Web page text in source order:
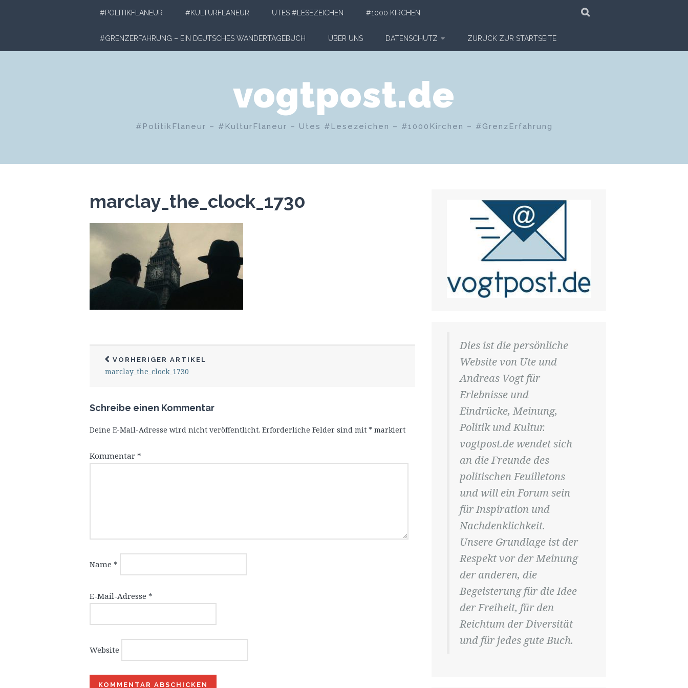
#POLITIKFLANEUR #KULTURFLANEUR UTES #LESEZEICHEN #1000 KIRCHEN
#GRENZERFAHRUNG – EIN DEUTSCHES WANDERTAGEBUCH ÜBER UNS DATENSCHUTZ ZURÜCK ZUR STARTSEITE
vogtpost.de
#PolitikFlaneur – #KulturFlaneur – Utes #Lesezeichen – #1000Kirchen – #GrenzErfahrung
marclay_the_clock_1730
VORHERIGER ARTIKEL
marclay_the_clock_1730
Schreibe einen Kommentar
Deine E-Mail-Adresse wird nicht veröffentlicht. Erforderliche Felder sind mit * markiert
Kommentar *
Name *
E-Mail-Adresse *
Website
Dies ist die persönliche
Website von Ute und
Andreas Vogt für
Erlebnisse und
Eindrücke, Meinung,
Politik und Kultur.
vogtpost.de wendet sich
an die Freunde des
politischen Feuilletons
und will ein Forum sein
für Inspiration und
Nachdenklichkeit.
Unsere Grundlage ist der
Respekt vor der Meinung
der anderen, die
Begeisterung für die Idee
der Freiheit, für den
Reichtum der Diversität
und für jedes gute Buch.